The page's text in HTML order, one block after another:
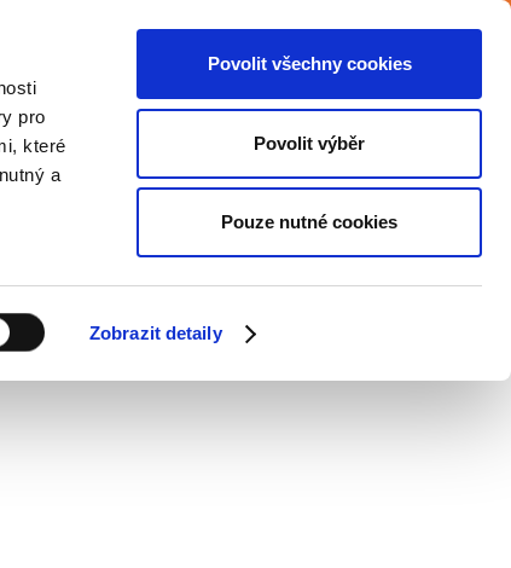
pro
které
a
Zobrazit detaily
Povolit všechny cookies
Povolit výběr
Pouze nutné cookies
Podpora zaměstnávání OZP
Společenská zodpovědnost Kontakt